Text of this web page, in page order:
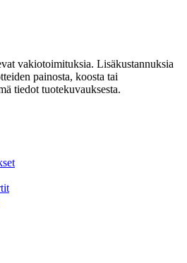
vakiotoimituksia. Lisäkustannuksia
painosta, koosta tai
tiedot tuotekuvauksesta.